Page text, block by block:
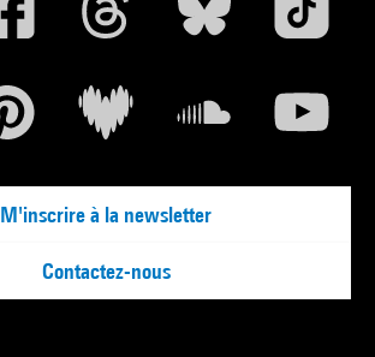
M'inscrire à la newsletter
Contactez-nous